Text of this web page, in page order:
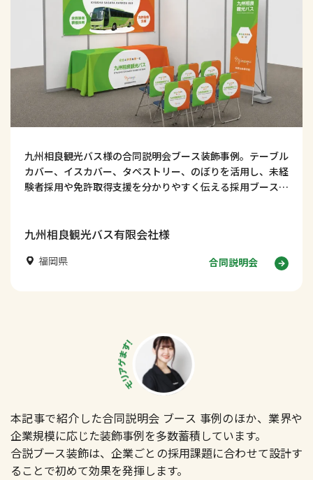
九州相良観光バス様の合同説明会ブース装飾事例。テーブル
カバー、イスカバー、タペストリー、のぼりを活用し、未経
験者採用や免許取得支援を分かりやすく伝える採用ブースデ
九州相良観光バス有限会社様
福岡県 合同説明会
本記事で紹介した合同説明会 ブース 事例のほか、業界や
企業規模に応じた装飾事例を多数蓄積しています。
合説ブース装飾は、企業ごとの採用課題に合わせて設計す
ることで初めて効果を発揮します。